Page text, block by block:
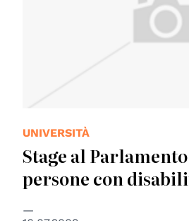
UNIVERSITÀ
Stage al
persone con